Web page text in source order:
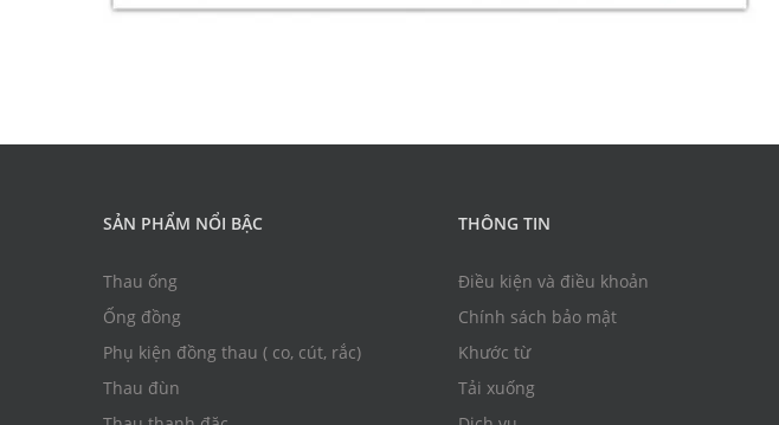
SẢN PHẨM NỔI BẬC
Thau ống
Ống đồng
Phụ kiện đồng thau ( co, cút, rắc)
Thau đùn
THÔNG TIN
Điều kiện và điều khoản
Chính sách bảo mật
Khước từ
Tải xuống